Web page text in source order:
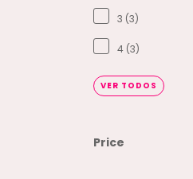
3 (3)
4 (3)
VER TODOS
Price